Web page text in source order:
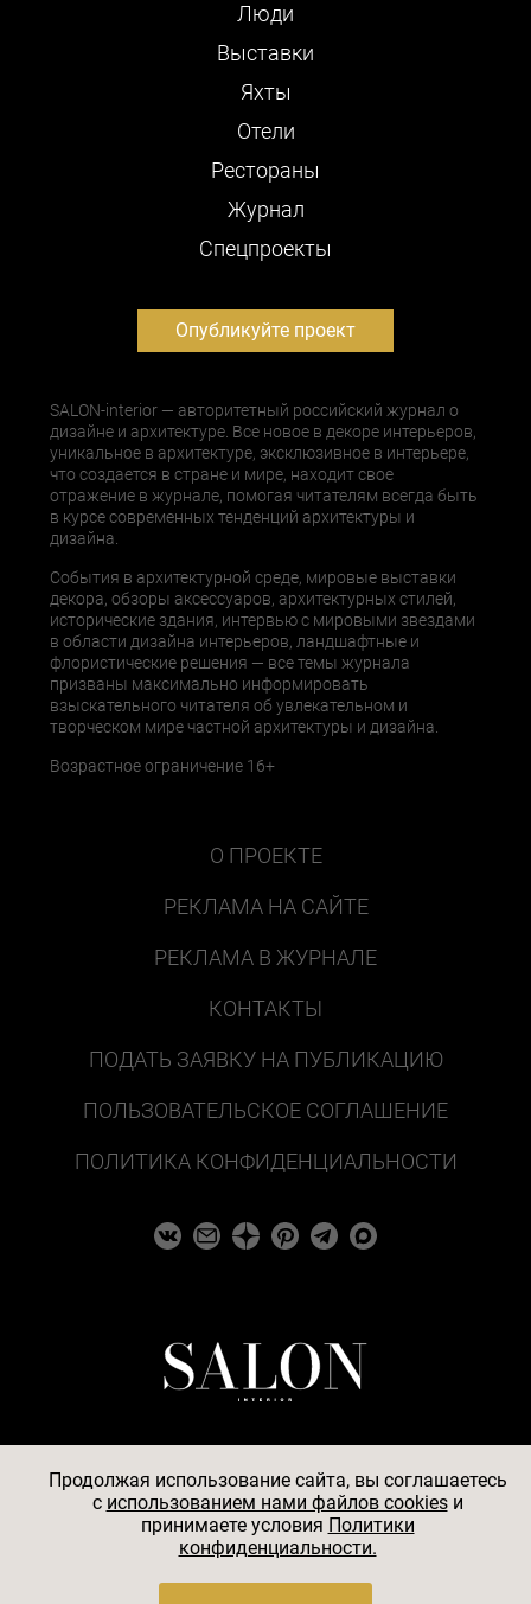
Люди
Выставки
Яхты
Отели
Рестораны
Журнал
Cпецпроекты
Опубликуйте проект
SALON-interior — авторитетный российский журнал о
дизайне и архитектуре. Все новое в декоре интерьеров,
уникальное в архитектуре, эксклюзивное в интерьере,
что создается в стране и мире, находит свое
отражение в журнале, помогая читателям всегда быть
в курсе современных тенденций архитектуры и
дизайна.
События в архитектурной среде, мировые выставки
декора, обзоры аксессуаров, архитектурных стилей,
исторические здания, интервью с мировыми звездами
в области дизайна интерьеров, ландшафтные и
флористические решения — все темы журнала
призваны максимально информировать
взыскательного читателя об увлекательном и
творческом мире частной архитектуры и дизайна.
Возрастное ограничение 16+
О ПРОЕКТЕ
РЕКЛАМА НА САЙТЕ
РЕКЛАМА В ЖУРНАЛЕ
КОНТАКТЫ
ПОДАТЬ ЗАЯВКУ НА ПУБЛИКАЦИЮ
ПОЛЬЗОВАТЕЛЬСКОЕ СОГЛАШЕНИЕ
ПОЛИТИКА КОНФИДЕНЦИАЛЬНОСТИ
© 2026
АО «БКМ», ОГРН 1027739494584, ИНН 7705056238,
127018, Москва, ул. Полковая, д. 3, стр. 4, помещение I,
Продолжая использование сайта, вы соглашаетесь
c использованием нами файлов cookiesи
принимаете условия Политики
конфиденциальности.